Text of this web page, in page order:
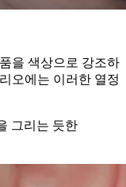
을 색상으로 강조하
오에는 이러한 열정
그리는 듯한